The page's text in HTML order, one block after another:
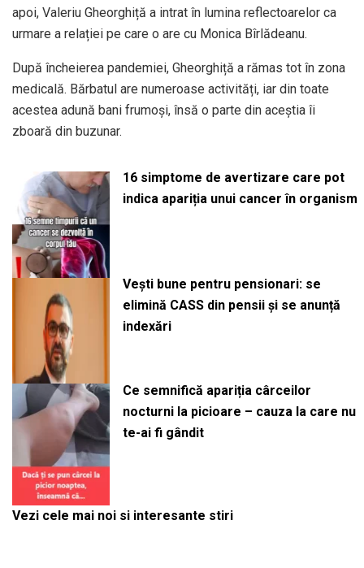
apoi, Valeriu Gheorghiță a intrat în lumina reflectoarelor ca
urmare a relației pe care o are cu Monica Bîrlădeanu.
După încheierea pandemiei, Gheorghiță a rămas tot în zona
medicală. Bărbatul are numeroase activități, iar din toate
acestea adună bani frumoși, însă o parte din aceștia îi
zboară din buzunar.
16 simptome de avertizare care pot
indica apariția unui cancer în organism
Vești bune pentru pensionari: se
elimină CASS din pensii și se anunță
indexări
Ce semnifică apariția cârceilor
nocturni la picioare – cauza la care nu
te-ai fi gândit
Vezi cele mai noi si interesante stiri